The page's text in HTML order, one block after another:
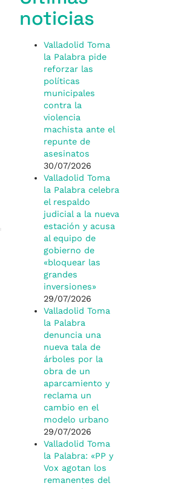
noticias
Valladolid Toma
la Palabra pide
reforzar las
políticas
municipales
contra la
violencia
machista ante el
repunte de
asesinatos
30/07/2026
Valladolid Toma
la Palabra celebra
el respaldo
judicial a la nueva
estación y acusa
al equipo de
gobierno de
«bloquear las
grandes
inversiones»
29/07/2026
Valladolid Toma
la Palabra
denuncia una
nueva tala de
árboles por la
obra de un
aparcamiento y
reclama un
cambio en el
modelo urbano
29/07/2026
Valladolid Toma
la Palabra: «PP y
Vox agotan los
remanentes del